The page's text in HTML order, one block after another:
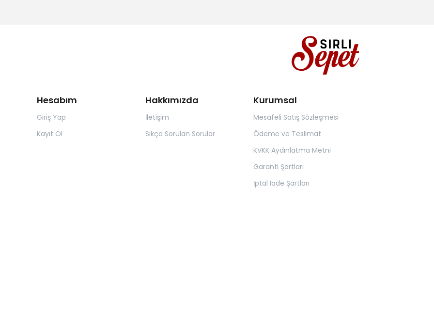
Hesabım
Giriş Yap
Kayıt Ol
Hakkımızda
İletişim
Sıkça Sorulan Sorular
Kurumsal
Mesafeli Satış Sözleşmesi
Ödeme ve Teslimat
KVKK Aydınlatma Metni
Garanti Şartları
İptal İade Şartları